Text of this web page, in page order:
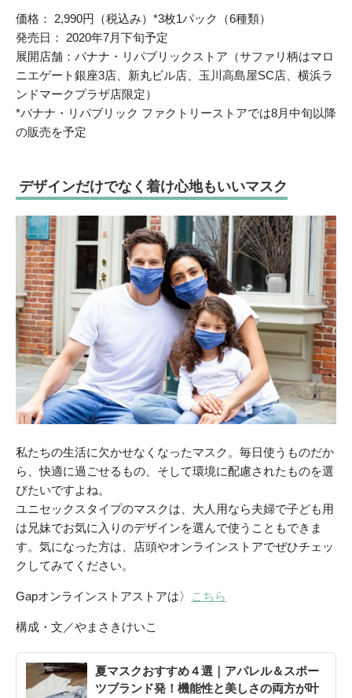
価格： 2,990円（税込み）*3枚1パック（6種類）
発売日： 2020年7月下旬予定
展開店舗：バナナ・リパブリックストア（サファリ柄はマロ
ニエゲート銀座3店、新丸ビル店、玉川高島屋SC店、横浜ラ
ンドマークプラザ店限定）
*バナナ・リパブリック ファクトリーストアでは8月中旬以降
の販売を予定
デザインだけでなく着け心地もいいマスク
私たちの生活に欠かせなくなったマスク。毎日使うものだか
ら、快適に過ごせるもの、そして環境に配慮されたものを選
びたいですよね。
ユニセックスタイプのマスクは、大人用なら夫婦で子ども用
は兄妹でお気に入りのデザインを選んで使うこともできま
す。気になった方は、店頭やオンラインストアでぜひチェッ
クしてみてください。
Gapオンラインストアストアは〉 こちら
構成・文／やまさきけいこ
夏マスクおすすめ４選｜アパレル＆スポー
ツブランド発！機能性と美しさの両方が叶